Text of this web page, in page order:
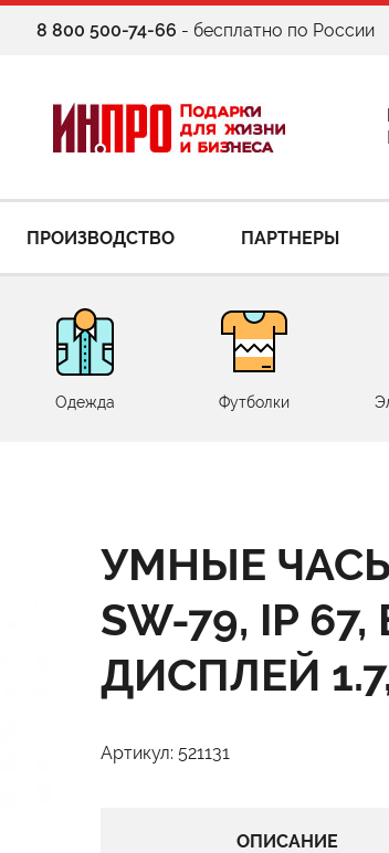
8 800 500-74-66 - бесплатно по России
ПРОИЗВОДСТВО ПАРТНЕРЫ
Одежда Футболки
УМНЫЕ ЧАСЫ
SW-79, IP
ДИСПЛЕЙ
Артикул: 521131
ОПИСАНИЕ